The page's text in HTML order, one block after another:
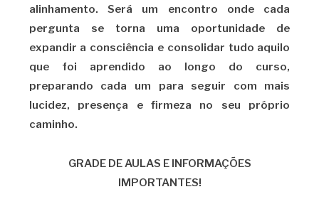
alinhamento. Será um encontro onde cada
pergunta se torna uma oportunidade de
expandir a consciência e consolidar tudo aquilo
que foi aprendido ao longo do curso,
preparando cada um para seguir com mais
lucidez, presença e firmeza no seu próprio
caminho.
GRADE DE AULAS E INFORMAÇÕES
IMPORTANTES!